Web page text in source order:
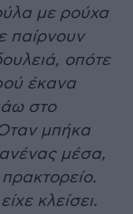
με ρούχα
παίρνουν
οπότε
έκανα
στο
μπήκα
μέσα,
κλείσει.